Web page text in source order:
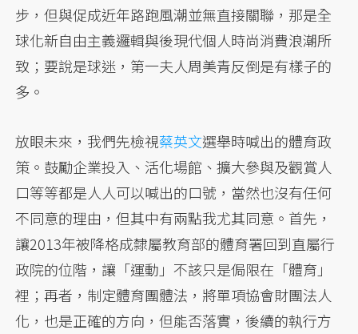
步，但與促成近年路跑風潮並無直接關聯，那是全
球化新自由主義邏輯與後現代個人時尚消費浪潮所
致；要說是球迷，第一夫人周美青反倒是有樣子的
多。
放眼未來，我們先檢視蔡英文選舉時喊出的體育政
策。鼓勵企業投入、活化場館、擴大參與及觀賞人
口等等都是人人可以喊出的口號，當然也沒有任何
不同意的理由，但其中有兩點我尤其同意。首先，
讓2013年被降格成隸屬教育部的體育署回到直屬行
政院的位階，讓「運動」不該只是侷限在「體育」
裡；再者，制定體育團體法，將單項協會財團法人
化，也是正確的方向，但能否落實，後續的執行方